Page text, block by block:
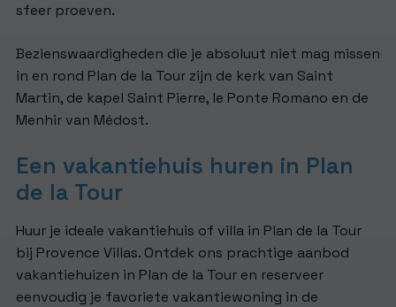
sfeer proeven.
Bezienswaardigheden die je absoluut niet mag missen
in en rond Plan de la Tour zijn de kerk van Saint
Martin, de kapel Saint Pierre, le Ponte Romano en de
Menhir van Médost.
Een vakantiehuis huren in Plan
de la Tour
Huur je ideale vakantiehuis of villa in Plan de la Tour
bij Provence Villas. Ontdek ons prachtige aanbod
vakantiehuizen in Plan de la Tour en reserveer
eenvoudig je favoriete vakantiewoning in de